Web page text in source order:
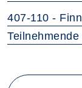
407-110 -